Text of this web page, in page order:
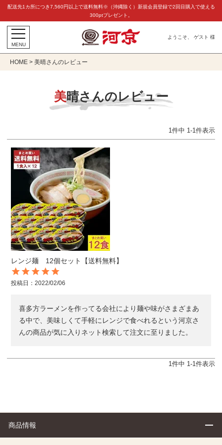
配送先1カ所につき7,560円以上で送料無料※（沖縄除く）新規会員登録で2回目購入で使える
300ptプレゼント。
MENU
ようこそ、 ゲスト 様
HOME 美晴さんのレビュー
美晴さんのレビュー
1件中 1-1件表示
レンジ麺 12個セット【送料無料】
投稿日 2022/02/06
喜多方ラーメンを作ってる会社により麺や味がさまざまあ
る中で、美味しくて手軽にレンジで食べれるという河京さ
んの商品が気に入りネット検索して注文に至りました。
1件中 1-1件表示
商品情報